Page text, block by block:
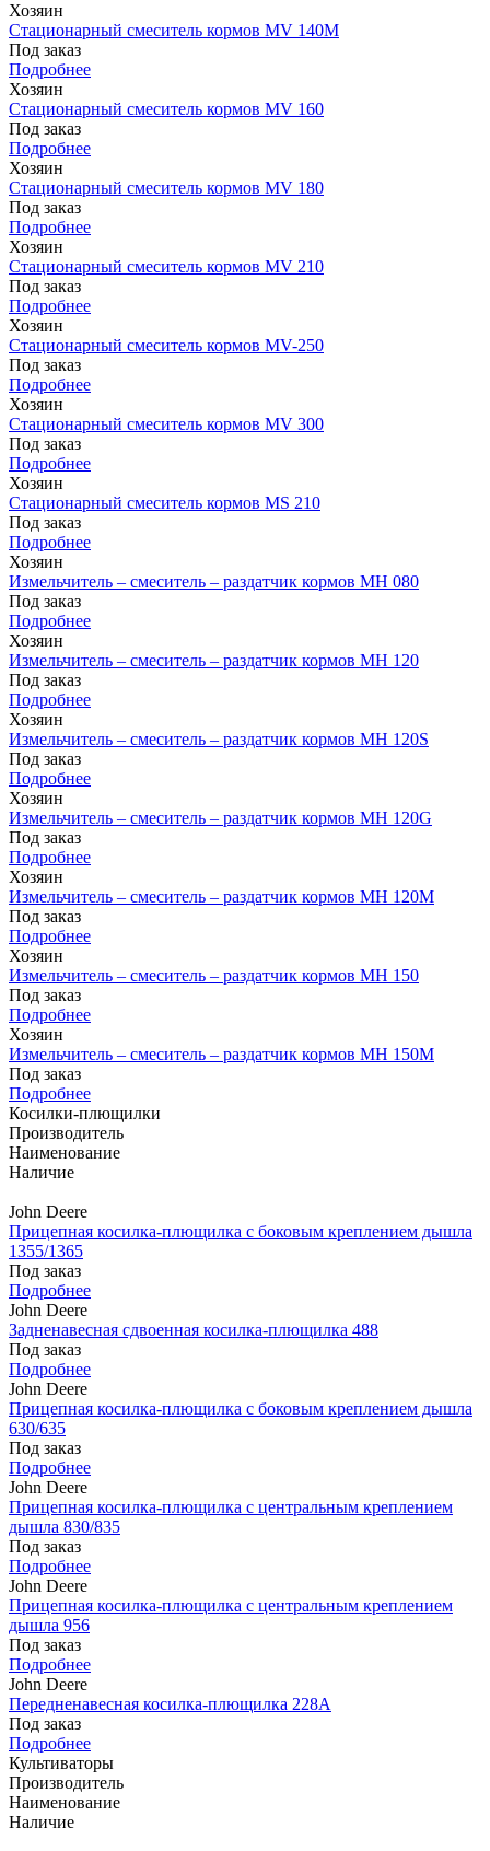
Хозяин
Стационарный смеситель кормов MV 140М
Под заказ
Подробнее
Хозяин
Стационарный смеситель кормов MV 160
Под заказ
Подробнее
Хозяин
Стационарный смеситель кормов MV 180
Под заказ
Подробнее
Хозяин
Стационарный смеситель кормов MV 210
Под заказ
Подробнее
Хозяин
Стационарный смеситель кормов MV-250
Под заказ
Подробнее
Хозяин
Стационарный смеситель кормов MV 300
Под заказ
Подробнее
Хозяин
Стационарный смеситель кормов MS 210
Под заказ
Подробнее
Хозяин
Измельчитель – смеситель – раздатчик кормов MH 080
Под заказ
Подробнее
Хозяин
Измельчитель – смеситель – раздатчик кормов MH 120
Под заказ
Подробнее
Хозяин
Измельчитель – смеситель – раздатчик кормов MH 120S
Под заказ
Подробнее
Хозяин
Измельчитель – смеситель – раздатчик кормов MH 120G
Под заказ
Подробнее
Хозяин
Измельчитель – смеситель – раздатчик кормов MH 120М
Под заказ
Подробнее
Хозяин
Измельчитель – смеситель – раздатчик кормов MH 150
Под заказ
Подробнее
Хозяин
Измельчитель – смеситель – раздатчик кормов MH 150М
Под заказ
Подробнее
Косилки-плющилки
Производитель
Наименование
Наличие
John Deere
Прицепная косилка-плющилка с боковым креплением дышла
1355/1365
Под заказ
Подробнее
John Deere
Задненавесная сдвоенная косилка-плющилка 488
Под заказ
Подробнее
John Deere
Прицепная косилка-плющилка с боковым креплением дышла
630/635
Под заказ
Подробнее
John Deere
Прицепная косилка-плющилка с центральным креплением
дышла 830/835
Под заказ
Подробнее
John Deere
Прицепная косилка-плющилка с центральным креплением
дышла 956
Под заказ
Подробнее
John Deere
Передненавесная косилка-плющилка 228A
Под заказ
Подробнее
Культиваторы
Производитель
Наименование
Наличие